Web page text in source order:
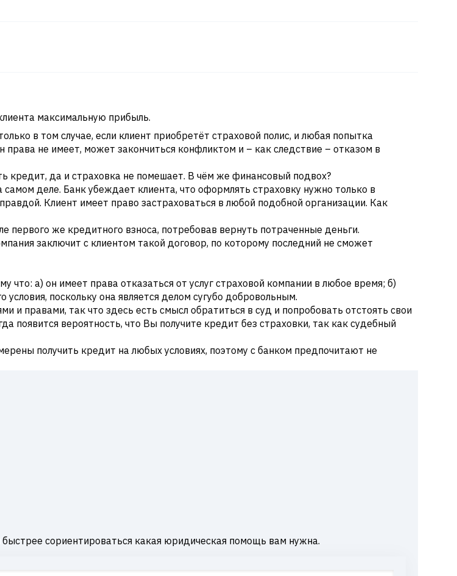
максимальную прибыль.
в том случае, если клиент приобретёт страховой полис, и любая попытка
не имеет, может закончиться конфликтом и – как следствие – отказом в
кредит, да и страховка не помешает. В чём же финансовый подвох?
деле. Банк убеждает клиента, что оформлять страховку нужно только в
Клиент имеет право застраховаться в любой подобной организации. Как
первого же кредитного взноса, потребовав вернуть потраченные деньги.
заключит с клиентом такой договор, по которому последний не сможет
а) он имеет права отказаться от услуг страховой компании в любое время; б)
поскольку она является делом сугубо добровольным.
и правами, так что здесь есть смысл обратиться в суд и попробовать отстоять свои
появится вероятность, что Вы получите кредит без страховки, так как судебный
получить кредит на любых условиях, поэтому с банком предпочитают не
сориентироваться какая юридическая помощь вам нужна.